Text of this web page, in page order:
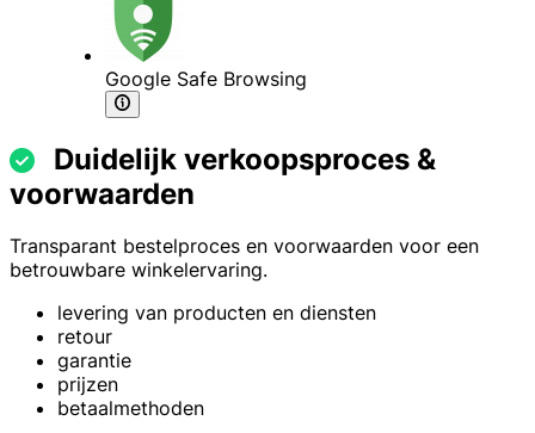
Google Safe Browsing
Duidelijk verkoopsproces &
voorwaarden
Transparant bestelproces en voorwaarden voor een
betrouwbare winkelervaring.
levering van producten en diensten
retour
garantie
prijzen
betaalmethoden